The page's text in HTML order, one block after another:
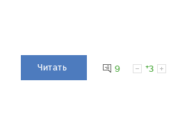
Читать 9 +3